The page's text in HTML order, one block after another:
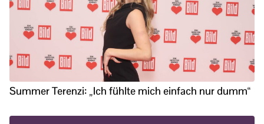
Summer Terenzi: „Ich fühlte mich einfach nur dumm“